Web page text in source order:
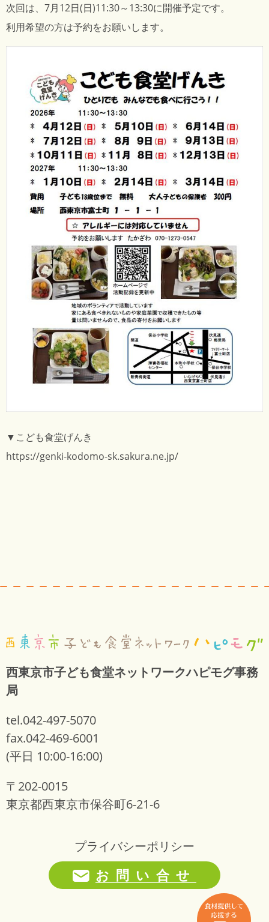
次回は、7月12日(日)11:30～13:30に開催予定です。
利用希望の方は予約をお願いします。
▼こども食堂げんき
https://genki-kodomo-sk.sakura.ne.jp/
西東京市子ども食堂ネットワークハピモグ事務
局
tel.042-497-5070
fax.042-469-6001
(平日 10:00-16:00)
〒202-0015
東京都西東京市保谷町6-21-6
プライバシーポリシー
お問い合せ